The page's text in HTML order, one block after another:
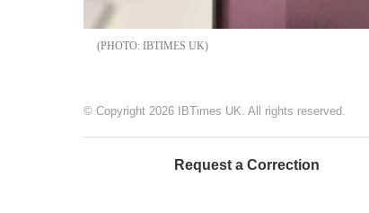
IBTIMES UK
© Copyright 2026 IBTimes UK. All rights reserved.
Request a Correction